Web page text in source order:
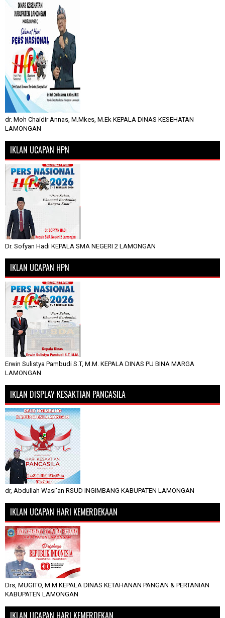
dr. Moh Chaidir Annas, M.Mkes, M.Ek KEPALA DINAS KESEHATAN
LAMONGAN
IKLAN UCAPAN HPN
Dr. Sofyan Hadi KEPALA SMA NEGERI 2 LAMONGAN
IKLAN UCAPAN HPN
Erwin Sulistya Pambudi S.T, M.M. KEPALA DINAS PU BINA MARGA
LAMONGAN
IKLAN DISPLAY KESAKTIAN PANCASILA
dr, Abdullah Wasi'an RSUD INGIMBANG KABUPATEN LAMONGAN
IKLAN UCAPAN HARI KEMERDEKAAN
Drs, MUGITO, M.M KEPALA DINAS KETAHANAN PANGAN & PERTANIAN
KABUPATEN LAMONGAN
IKLAN UCAPAN HARI KEMERDEKAN